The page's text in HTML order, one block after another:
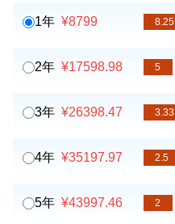
1年 ¥8799 8.25
2年 ¥17598.98 5
3年 ¥26398.47 3.33
4年 ¥35197.97 2.5
5年 ¥43997.46 2